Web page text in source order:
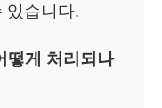
있습니다.
떻게 처리되나